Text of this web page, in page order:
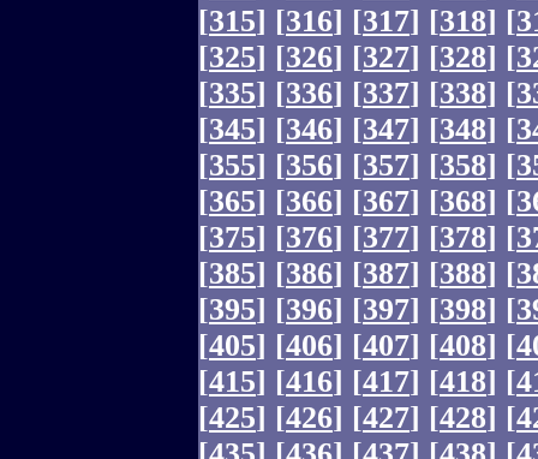
[315] [316] [317] [318] [
[325] [326] [327] [328] [
[335] [336] [337] [338] [
[345] [346] [347] [348] [
[355] [356] [357] [358] [
[365] [366] [367] [368] [
[375] [376] [377] [378] [
[385] [386] [387] [388] [
[395] [396] [397] [398] [
[405] [406] [407] [408] [
[415] [416] [417] [418] [
[425] [426] [427] [428] [